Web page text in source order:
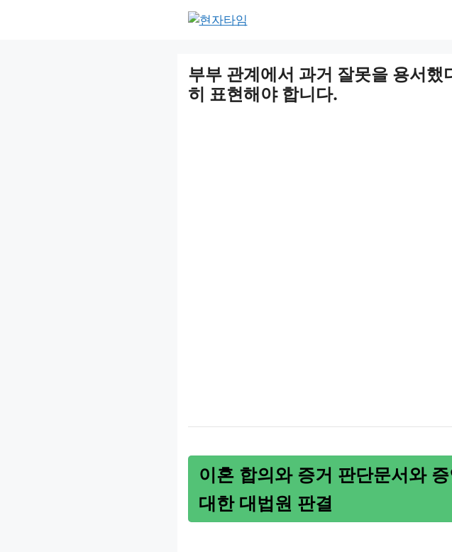
부부 관계에서 과거 잘못을 용서했
히 표현해야 합니다.
이혼 합의와 증거 판단문서와 증
대한 대법원 판결